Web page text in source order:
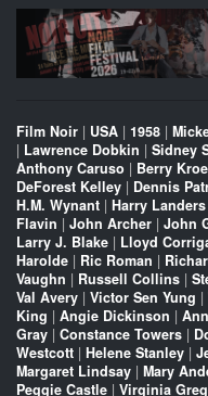
Film Noir | USA | 1958 |
| Lawrence Dobkin | Sidney
Anthony Caruso | Berry
DeForest Kelley | Dennis
H.M. Wynant | Harry Landers
Flavin | John Archer | John
Larry J. Blake | Lloyd
Harolde | Ric Roman |
Vaughn | Russell Collins |
Val Avery | Victor Sen Yung |
King | Angie Dickinson |
Gray | Constance Towers |
Westcott | Helene Stanley |
Margaret Lindsay | Mary
Peggie Castle | Virginia